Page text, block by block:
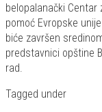
belopalanački Centar
pomoć Evropske
biće završen
predstavnici opštine
rad.
Tagged under